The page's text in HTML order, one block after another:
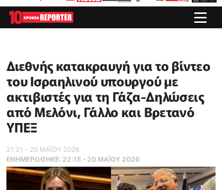
Διεθνής κατακραυγή για το βίντεο
του Ισραηλινού υπουργού με
ακτιβιστές για τη Γάζα-Δηλώσεις
από Μελόνι, Γάλλο και Βρετανό
ΥΠΕΞ
21:31 - 20 ΜΑΪ́ΟΥ 2026
ΕΝΗΜΕΡΏΘΗΚΕ: 22:15 - 20 ΜΑΪ́ΟΥ 2026